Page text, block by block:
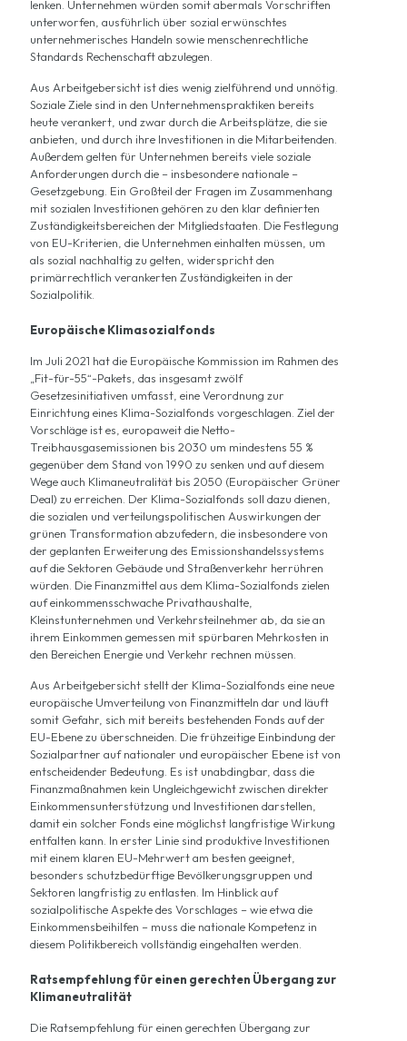
lenken. Unternehmen würden somit abermals Vorschriften
unterworfen, ausführlich über sozial erwünschtes
unternehmerisches Handeln sowie menschenrechtliche
Standards Rechenschaft abzulegen.
Aus Arbeitgebersicht ist dies wenig zielführend und unnötig.
Soziale Ziele sind in den Unternehmenspraktiken bereits
heute verankert, und zwar durch die Arbeitsplätze, die sie
anbieten, und durch ihre Investitionen in die Mitarbeitenden.
Außerdem gelten für Unternehmen bereits viele soziale
Anforderungen durch die – insbesondere nationale –
Gesetzgebung. Ein Großteil der Fragen im Zusammenhang
mit sozialen Investitionen gehören zu den klar definierten
Zuständigkeitsbereichen der Mitgliedstaaten. Die Festlegung
von EU-Kriterien, die Unternehmen einhalten müssen, um
als sozial nachhaltig zu gelten, widerspricht den
primärrechtlich verankerten Zuständigkeiten in der
Sozialpolitik.
Europäische Klimasozialfonds
Im Juli 2021 hat die Europäische Kommission im Rahmen des
Fit-für-55“-Pakets, das insgesamt zwölf
Gesetzesinitiativen umfasst, eineVerordnung zur
Einrichtung eines Klima-Sozialfonds vorgeschlagen. Ziel der
Vorschläge ist es, europaweit die Netto-
Treibhausgasemissionen bis 2030 um mindestens 55 %
gegenüber dem Stand von 1990 zu senken und auf diesem
Wege auch Klimaneutralität bis 2050 (Europäischer Grüner
Deal) zu erreichen. Der Klima-Sozialfonds soll dazu dienen,
die sozialen und verteilungspolitischen Auswirkungen der
grünen Transformation abzufedern, die insbesondere von
der geplanten Erweiterung des Emissionshandelssystems
auf die Sektoren Gebäude und Straßenverkehr herrühren
würden. Die Finanzmittel aus dem Klima-Sozialfonds zielen
auf einkommensschwache Privathaushalte,
Kleinstunternehmen und Verkehrsteilnehmer ab, da sie an
ihrem Einkommen gemessen mit spürbaren Mehrkosten in
den Bereichen Energie und Verkehr rechnen müssen.
Aus Arbeitgebersicht stellt der Klima-Sozialfonds eine neue
europäische Umverteilung von Finanzmitteln dar und läuft
somit Gefahr, sich mit bereits bestehenden Fonds auf der
EU-Ebene zu überschneiden. Die frühzeitige Einbindung der
Sozialpartner auf nationaler und europäischer Ebene ist von
entscheidender Bedeutung. Es ist unabdingbar, dass die
Finanzmaßnahmen kein Ungleichgewicht zwischen direkter
Einkommensunterstützung und Investitionen darstellen,
damit ein solcher Fonds eine möglichst langfristige Wirkung
entfalten kann. In erster Linie sind produktive Investitionen
mit einem klaren EU-Mehrwert am besten geeignet,
besonders schutzbedürftige Bevölkerungsgruppen und
Sektoren langfristig zu entlasten. Im Hinblick auf
sozialpolitische Aspekte des Vorschlages – wie etwa die
Einkommensbeihilfen – muss die nationale Kompetenz in
diesem Politikbereich vollständig eingehalten werden.
Ratsempfehlung für einen gerechten Übergang zur
Klimaneutralität
Die Ratsempfehlung für einen gerechten Übergang zur